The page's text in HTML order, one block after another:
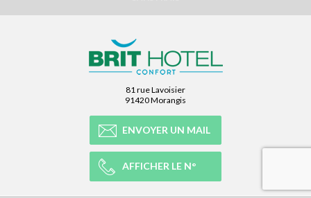
81 rue Lavoisier
91420 Morangis
ENVOYER UN MAIL
AFFICHER LE N°